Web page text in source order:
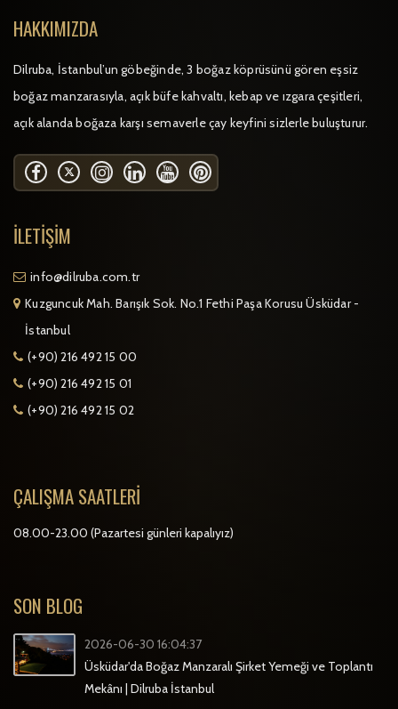
HAKKIMIZDA
Dilruba, İstanbul’un göbeğinde, 3 boğaz köprüsünü gören eşsiz
boğaz manzarasıyla, açık büfe kahvaltı, kebap ve ızgara çeşitleri,
açık alanda boğaza karşı semaverle çay keyfini sizlerle buluşturur.
İLETIŞIM
info@dilruba.com.tr
Kuzguncuk Mah. Barışık Sok. No.1 Fethi Paşa Korusu Üsküdar -
İstanbul
(+90) 216 492 15 00
(+90) 216 492 15 01
(+90) 216 492 15 02
ÇALIŞMA SAATLERI
08.00-23.00 (Pazartesi günleri kapalıyız)
SON BLOG
2026-06-30 16:04:37
Üsküdar'da Boğaz Manzaralı Şirket Yemeği ve Toplantı
Mekânı | Dilruba İstanbul